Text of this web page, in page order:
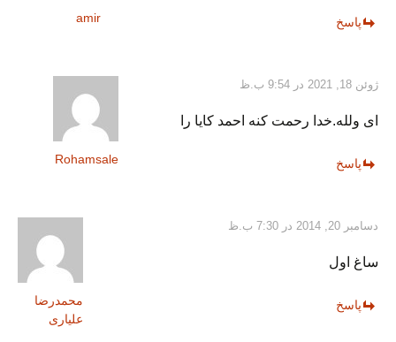
amir پاسخ
Rohamsale
ژوئن 18, 2021 در 9:54 ب.ظ
ای ولله.خدا رحمت کنه احمد کایا را
پاسخ
محمدرضا
علیاری
دسامبر 20, 2014 در 7:30 ب.ظ
ساغ اول
پاسخ